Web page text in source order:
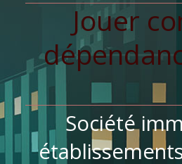
Jouer
Société